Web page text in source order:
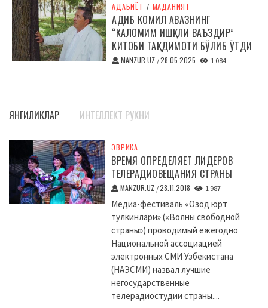
АДАБИЁТ / МАДАНИЯТ
АДИБ КОМИЛ АВАЗНИНГ
“КАЛОМИМ ИШҚЛИ ВАЪЗДИР”
КИТОБИ ТАҚДИМОТИ БЎЛИБ ЎТДИ
MANZUR.UZ /28.05.2025 1 084
ЯНГИЛИКЛАР ИНТЕЛЛЕКТ РУКНИ
ЭВРИКА
ВРЕМЯ ОПРЕДЕЛЯЕТ ЛИДЕРОВ
ТЕЛЕРАДИОВЕЩАНИЯ СТРАНЫ
MANZUR.UZ /28.11.2018 1 987
Медиа-фестиваль «Озод юрт
тулкинлари» («Волны свободной
страны») проводимый ежегодно
Национальной ассоциацией
электронных СМИ Узбекистана
(НАЭСМИ) назвал лучшие
негосударственные
телерадиостудии страны....